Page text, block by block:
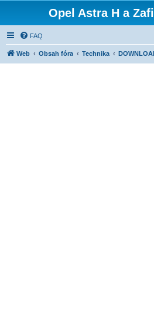
Opel Astra H a
FAQ
Web Obsah fóra Technika